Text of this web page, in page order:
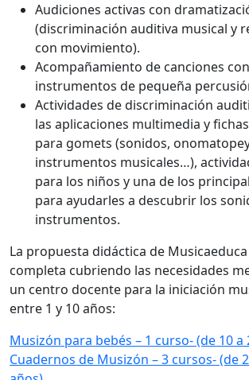
Audiciones activas con
(discriminación auditiva musical y
con movimiento).
Acompañamiento de canciones
instrumentos de pequeña
Actividades de discriminación
las aplicaciones multimedia y
para gomets (sonidos,
instrumentos musicales…),
para los niños y una de los
para ayudarles a descubrir los
instrumentos.
La propuesta didáctica de
completa cubriendo las necesidades
un centro docente para la iniciación
entre 1 y 10 años:
Musizón para bebés – 1 curso- (de 10 a
Cuadernos de Musizón – 3 cursos- (de